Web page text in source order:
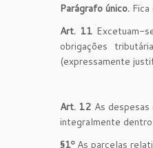
Parágrafo único.
Art. 11 Excetuam-
obrigações
(expressamente
Art. 12 As
integralmente
§1ºAs parcelas